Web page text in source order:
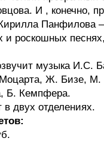
И , конечно,
Панфилова
и роскошных
музыка И.С.
Моцарта, Ж. Бизе,
Б. Кемпфера.
в двух отделениях.